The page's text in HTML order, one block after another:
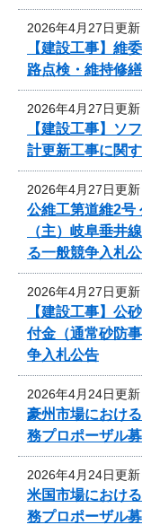
2026年4月27日更新
【建設工事】維
路点検・維持修
2026年4月27日更新
【建設工事】ソ
計更新工事に関
2026年4月27日更新
公維工第道維2号
（主）岐阜垂井
る一般競争入札
2026年4月27日更新
【建設工事】公
付金（通常砂防
争入札公告
2026年4月24日更新
豪州市場におけ
務プロポーザル
2026年4月24日更新
米国市場におけ
務プロポーザル